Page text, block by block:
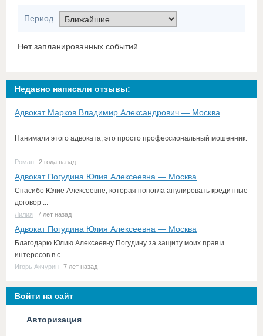
Период
Нет запланированных событий.
Недавно написали отзывы:
Адвокат Марков Владимир Александрович — Москва
Нанимали этого адвоката, это просто профессиональный мошенник.
...
Роман 2 года назад
Адвокат Погудина Юлия Алексеевна — Москва
Спасибо Юлие Алексеевне, которая попогла анулировать кредитные
договор ...
Лилия 7 лет назад
Адвокат Погудина Юлия Алексеевна — Москва
Благодарю Юлию Алексеевну Погудину за защиту моих прав и
интересов в с ...
Игорь Акчурин 7 лет назад
Войти на сайт
Авторизация